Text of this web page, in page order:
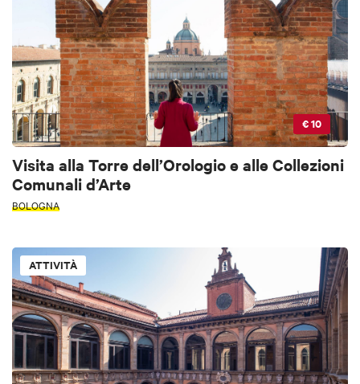
€ 10
Visita alla Torre dell’Orologio e alle Collezioni
Comunali d’Arte
BOLOGNA
ATTIVITÀ